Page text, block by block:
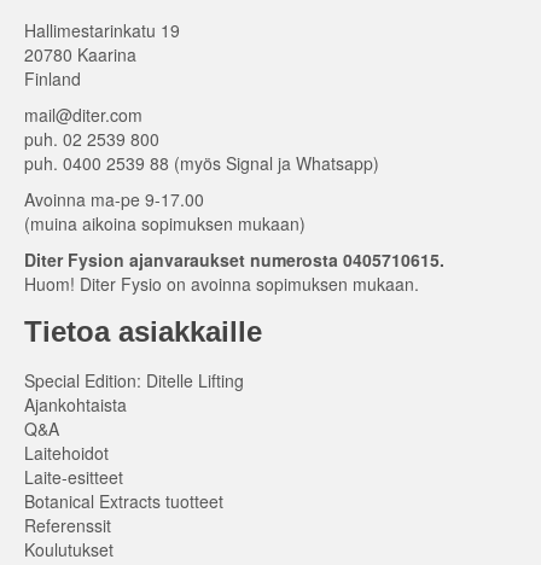
Hallimestarinkatu 19
20780 Kaarina
Finland
mail@diter.com
puh. 02 2539 800
puh. 0400 2539 88 (myös Signal ja Whatsapp)
Avoinna ma-pe 9-17.00
(muina aikoina sopimuksen mukaan)
Diter Fysion ajanvaraukset numerosta 0405710615.
Huom! Diter Fysio on avoinna sopimuksen mukaan.
Tietoa asiakkaille
Special Edition: Ditelle Lifting
Ajankohtaista
Q&A
Laitehoidot
Laite-esitteet
Botanical Extracts tuotteet
Referenssit
Koulutukset